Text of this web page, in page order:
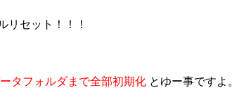
リセット！！！
タフォルダまで全部初期化 とゆー事ですよ。